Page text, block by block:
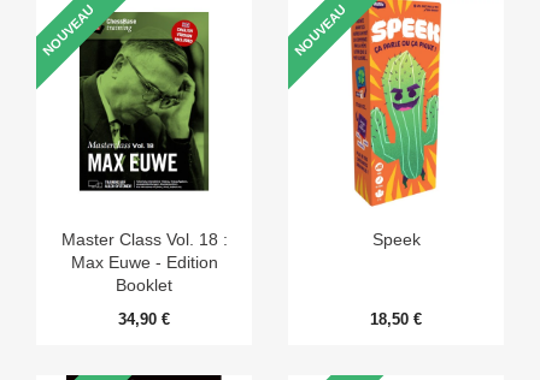
Master Class Vol. 18 :
Max Euwe - Edition
Booklet
34,90 €
NOUVEAU
Speek
18,50 €
NOUVEAU